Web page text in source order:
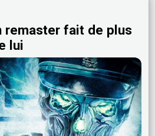
remaster fait de plus
lui